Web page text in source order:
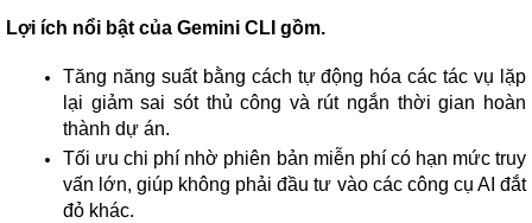
Lợi ích nổi bật của Gemini CLI gồm.
Tăng năng suất bằng cách tự động hóa các tác vụ lặp
lại giảm sai sót thủ công và rút ngắn thời gian hoàn
thành dự án.
Tối ưu chi phí nhờ phiên bản miễn phí có hạn mức truy
vấn lớn, giúp không phải đầu tư vào các công cụ AI đắt
đỏ khác.